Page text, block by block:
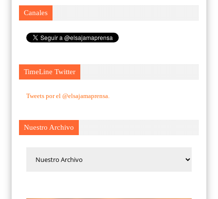
Canales
TimeLine Twitter
Tweets por el @elsajamaprensa.
Nuestro Archivo